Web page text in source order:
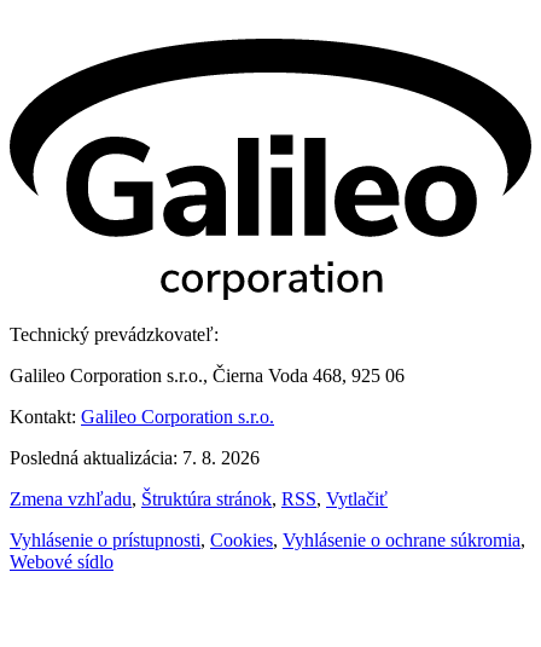
Technický prevádzkovateľ:
Galileo Corporation s.r.o., Čierna Voda 468, 925 06
Kontakt: Galileo Corporation s.r.o.
Posledná aktualizácia: 7. 8. 2026
Zmena vzhľadu, Štruktúra stránok, RSS, Vytlačiť
Vyhlásenie o prístupnosti, Cookies, Vyhlásenie o ochrane súkromia,
Webové sídlo